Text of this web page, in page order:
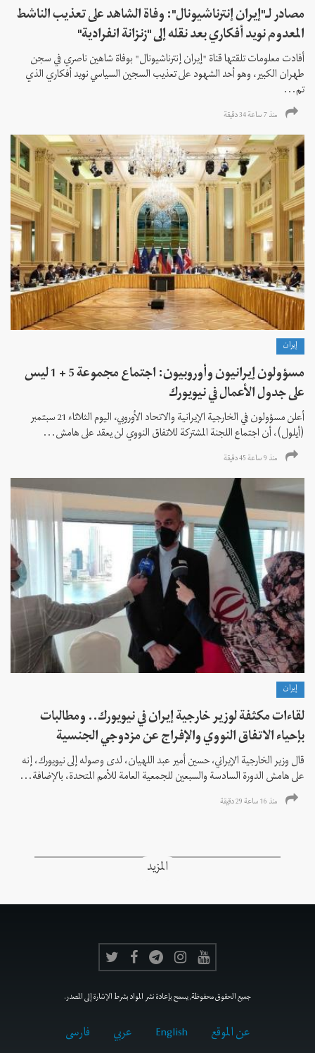
مصادر لـ"إيران إنترناشيونال": وفاة الشاهد على تعذيب الناشط
المعدوم نويد أفكاري بعد نقله إلى "زنزانة انفرادية"
أفادت معلومات تلقتها قناة "إيران إنترناشيونال" بوفاة شاهين ناصري في سجن
طهران الكبير، وهو أحد الشهود على تعذيب السجين السياسي نويد أفكاري الذي
تم...
منذ 7 ساعة 34 دقیقة
إيران
مسؤولون إيرانيون وأوروبيون: اجتماع مجموعة 5 + 1 ليس
على جدول الأعمال في نيويورك
أعلن مسؤولون في الخارجية الإيرانية والاتحاد الأوروبي، اليوم الثلاثاء 21 سبتمبر
(أيلول)، أن اجتماع اللجنة المشتركة للاتفاق النووي لن يعقد على هامش...
منذ 9 ساعة 45 دقیقة
إيران
لقاءات مكثفة لوزير خارجية إيران في نيويورك.. ومطالبات
بإحياء الاتفاق النووي والإفراج عن مزدوجي الجنسية
قال وزير الخارجية الإيراني، حسين أمير عبد اللهيان، لدى وصوله إلى نيويورك، إنه
على هامش الدورة السادسة والسبعين للجمعية العامة للأمم المتحدة، بالإضافة...
منذ 16 ساعة 29 دقیقة
المزيد
جميع الحقوق محفوظة, يسمح بإعادة نشر المواد بشرط الإشارة إلى المصدر.
عن الموقع English عربي فارسى